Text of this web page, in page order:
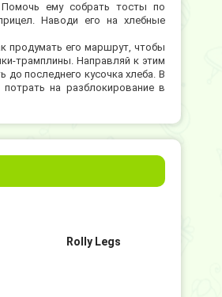
Помочь ему собрать тосты по
Наводи его на хлебные
продумать его маршрут, чтобы
трамплины. Направляй к этим
до последнего кусочка хлеба. В
на разблокирование в